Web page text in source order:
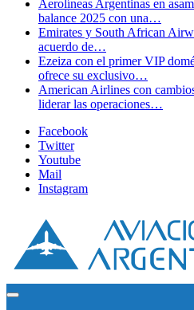
Aerolíneas Argentinas en
balance 2025 con una…
Emirates y South African
acuerdo de…
Ezeiza con el primer VIP
ofrece su exclusivo…
American Airlines con
liderar las operaciones…
Facebook
Twitter
Youtube
Mail
Instagram